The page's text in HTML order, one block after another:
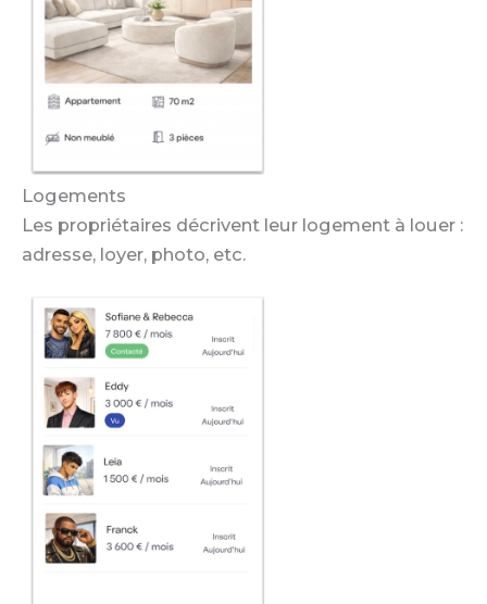
Logements
Les propriétaires décrivent leur logement à louer :
adresse, loyer, photo, etc.